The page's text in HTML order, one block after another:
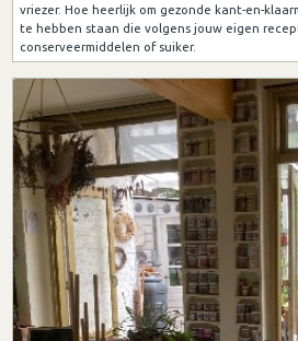
vriezer. Hoe heerlijk om gezonde kant-en-
te hebben staan die volgens jouw eigen
conserveermiddelen of suiker.